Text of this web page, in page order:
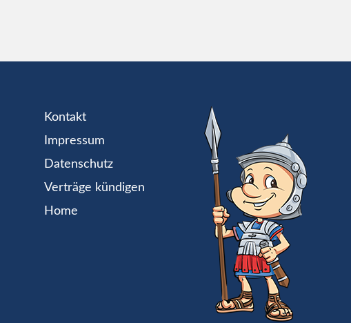
Kontakt
Impressum
Datenschutz
Verträge kündigen
Home